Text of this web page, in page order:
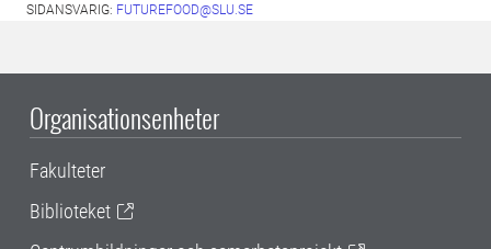
SIDANSVARIG: FUTUREFOOD@SLU.SE
Organisationsenheter
Fakulteter
Biblioteket